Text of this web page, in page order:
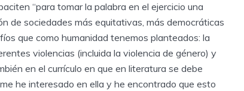
“para tomar la palabra en el ejercicio una
de sociedades más equitativas, más democráticas
que como humanidad tenemos planteados: la
violencias (incluida la violencia de género) y
en el currículo en que en literatura se debe
he interesado en ella y he encontrado que esto